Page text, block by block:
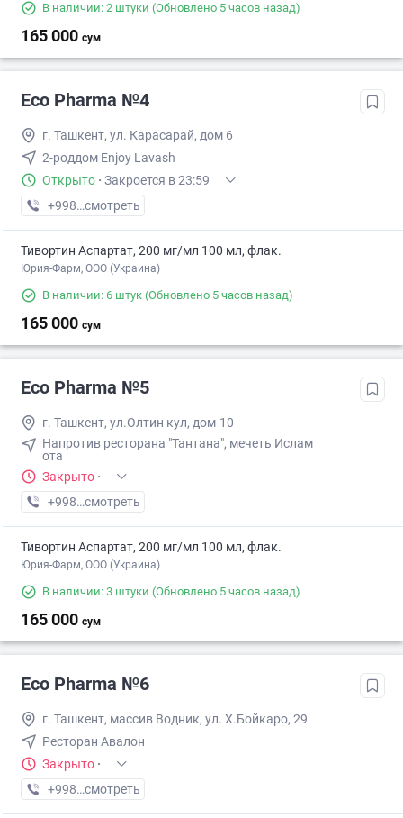
В наличии: 2 штуки (Обновлено 5 часов назад)
165 000 сум
Eco Pharma №4
г. Ташкент, ул. Карасарай, дом 6
2-роддом Enjoy Lavash
Открыто · Закроется в 23:59
+998 (55) XXX-XX-XX
смотреть
Тивортин Аспартат, 200 мг/мл 100 мл, флак.
Юрия-Фарм, ООО (Украина)
В наличии: 6 штук (Обновлено 5 часов назад)
165 000 сум
Eco Pharma №5
г. Ташкент, ул.Олтин кул, дом-10
Напротив ресторана "Тантана", мечеть Ислам
ота
Закрыто ·
+998 (55) XXX-XX-XX
смотреть
Тивортин Аспартат, 200 мг/мл 100 мл, флак.
Юрия-Фарм, ООО (Украина)
В наличии: 3 штуки (Обновлено 5 часов назад)
165 000 сум
Eco Pharma №6
г. Ташкент, массив Водник, ул. Х.Бойкаро, 29
Ресторан Авалон
Закрыто ·
+998 (55) XXX-XX-XX
смотреть